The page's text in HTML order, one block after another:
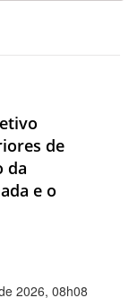
de
da
e o
2026, 08h08